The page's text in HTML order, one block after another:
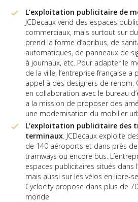
L’exploitation publicitaire de
JCDecaux vend des espaces
commerciaux, mais surtout sur
prend la forme d’abribus, de
automatiques, de panneaux de
à journaux, etc. Pour adapter le
de la ville, l’entreprise française a
appel à des designers de renom.
en collaboration avec le bureau
a la mission de proposer des
une modernisation du mobilier
L’exploitation publicitaire des
terminaux. JCDecaux exploite
de 140 aéroports et dans près
tramways ou encore bus.
espaces publicitaires situés dans
mais aussi sur les vélos en libre-
Cyclocity propose dans plus de
monde